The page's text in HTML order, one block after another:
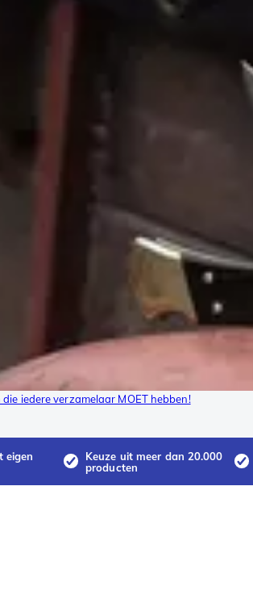
die iedere verzamelaar MOET hebben!
eigen
Keuze uit meer dan 20.000
producten